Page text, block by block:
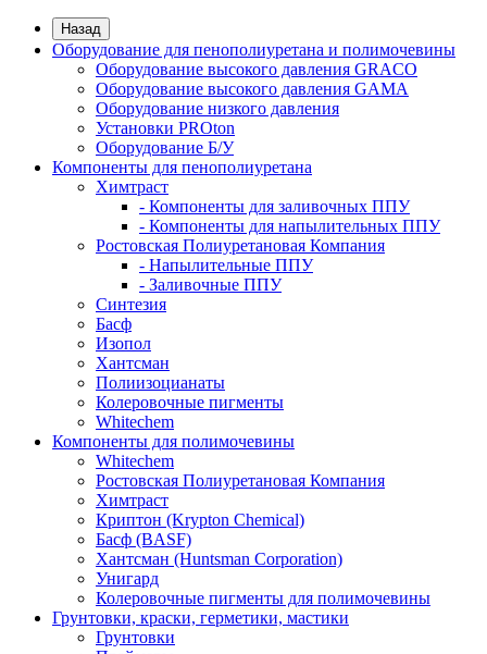
Назад
Оборудование для пенополиуретана и полимочевины
Оборудование высокого давления GRACO
Оборудование высокого давления GAMA
Оборудование низкого давления
Установки PROton
Оборудование Б/У
Компоненты для пенополиуретана
Химтраст
- Компоненты для заливочных ППУ
- Компоненты для напылительных ППУ
Ростовская Полиуретановая Компания
- Напылительные ППУ
- Заливочные ППУ
Синтезия
Басф
Изопол
Хантсман
Полиизоцианаты
Колеровочные пигменты
Whitechem
Компоненты для полимочевины
Whitechem
Ростовская Полиуретановая Компания
Химтраст
Криптон (Krypton Chemical)
Басф (BASF)
Хантсман (Huntsman Corporation)
Унигард
Колеровочные пигменты для полимочевины
Грунтовки, краски, герметики, мастики
Грунтовки